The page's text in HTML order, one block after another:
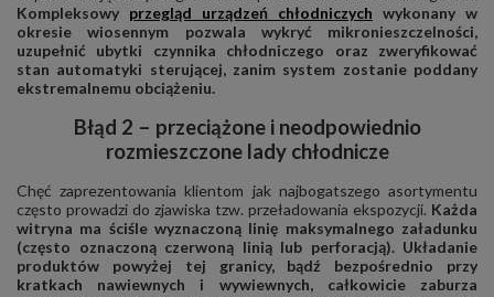
Kompleksowy przegląd urządzeń chłodniczych wykonany w
okresie wiosennym pozwala wykryć mikronieszczelności,
uzupełnić ubytki czynnika chłodniczego oraz zweryfikować
stan automatyki sterującej, zanim system zostanie poddany
ekstremalnemu obciążeniu.
Błąd 2 – przeciążone i neodpowiednio
rozmieszczone lady chłodnicze
Chęć zaprezentowania klientom jak najbogatszego asortymentu
często prowadzi do zjawiska tzw. przeładowania ekspozycji. Każda
witryna ma ściśle wyznaczoną linię maksymalnego załadunku
(często oznaczoną czerwoną linią lub perforacją). Układanie
produktów powyżej tej granicy, bądź bezpośrednio przy
kratkach nawiewnych i wywiewnych, całkowicie zaburza